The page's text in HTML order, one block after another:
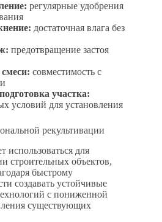
регулярные удобрения
достаточная влага без
предотвращение застоя
совместимость с
участка:
условий для установления
рекультивации
для
строительных объектов,
быстрому
создавать устойчивые
с пониженной
существующих